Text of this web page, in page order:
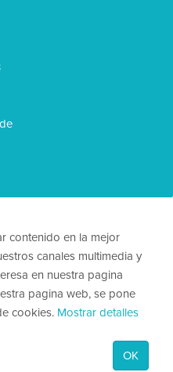
Mallorca Immobilien Guide
Nota legal
contenido en la mejor
canales multimedia y
en nuestra pagina
pagina web, se pone
cookies. Mostrar detalles
OK